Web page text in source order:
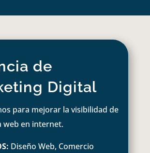
de
Digital
para mejorar la visibilidad de
web en internet.
Diseño Web, Comercio